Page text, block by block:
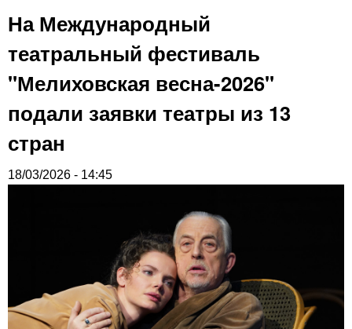
На Международный
театральный фестиваль
"Мелиховская весна-2026"
подали заявки театры из 13
стран
18/03/2026 - 14:45